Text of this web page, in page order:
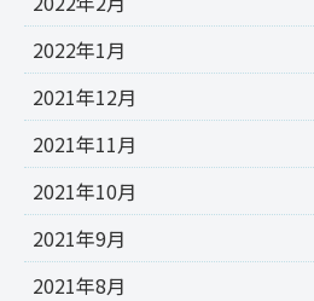
2022年1月
2021年12月
2021年11月
2021年10月
2021年9月
2021年8月